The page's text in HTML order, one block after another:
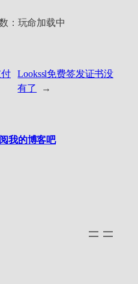
： 玩命加载中
Lookssl免费签发证书没
有了
→
我的博客吧